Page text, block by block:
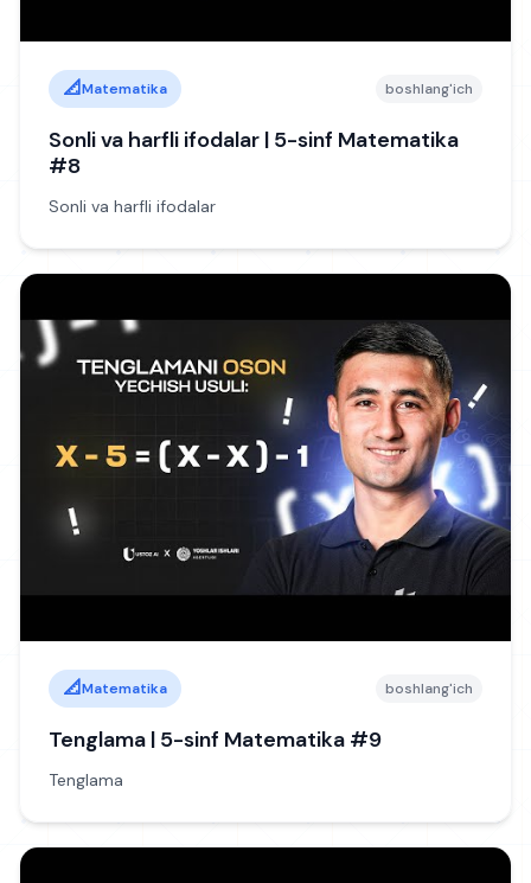
📐Matematika boshlang'ich
Sonli va harfli ifodalar | 5-sinf Matematika
#8
Sonli va harfli ifodalar
📐Matematika boshlang'ich
Tenglama | 5-sinf Matematika #9
Tenglama